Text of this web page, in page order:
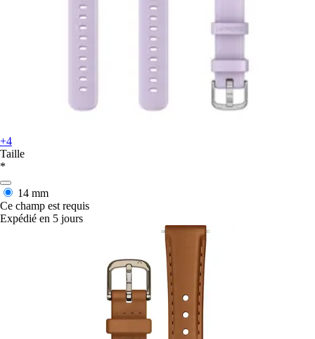
+4
Taille
*
14 mm
Ce champ est requis
Expédié en 5 jours